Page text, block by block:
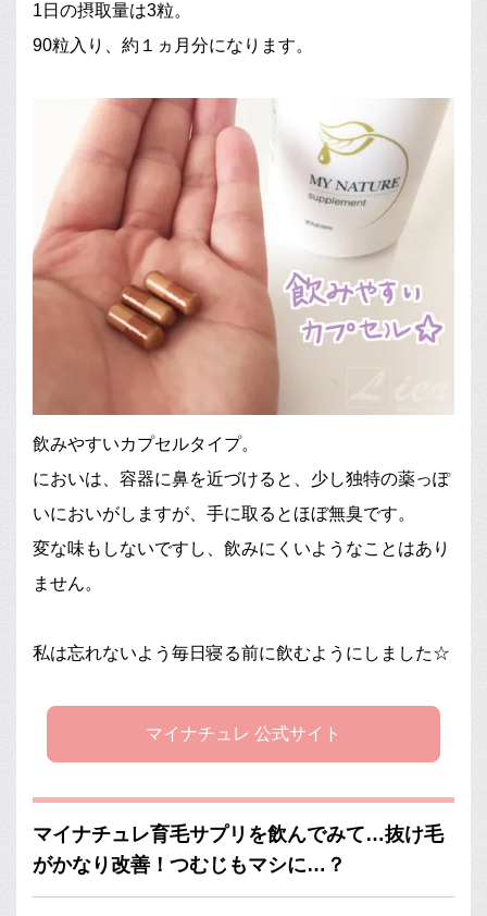
1日の摂取量は3粒。
90粒入り、約１ヵ月分になります。
飲みやすいカプセルタイプ。
においは、容器に鼻を近づけると、少し独特の薬っぽ
いにおいがしますが、手に取るとほぼ無臭です。
変な味もしないですし、飲みにくいようなことはあり
ません。
私は忘れないよう毎日寝る前に飲むようにしました☆
マイナチュレ 公式サイト
マイナチュレ育毛サプリを飲んでみて…抜け毛
がかなり改善！つむじもマシに…？